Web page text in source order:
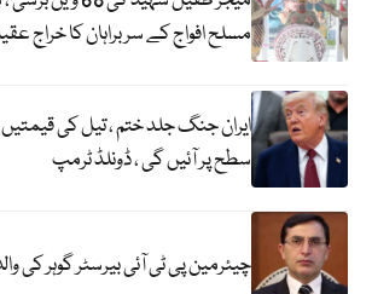
مسلح افواج کے سربراہان کا خراج
ایران جنگ جلد ختم ، تیل کی
سطح پر آئیں گی ، ڈونلڈ ٹرمپ
چیئرمین پی ٹی آئی بیرسٹر گوہر کی